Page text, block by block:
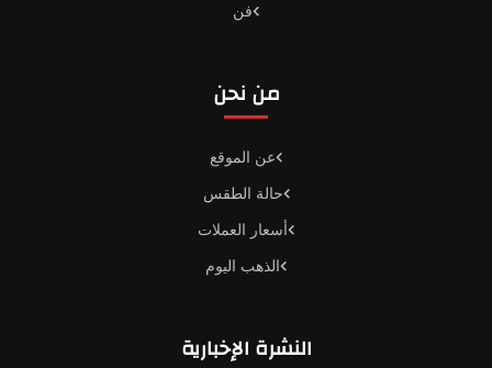
فن
من نحن
عن الموقع
حالة الطقس
أسعار العملات
الذهب اليوم
النشرة الإخبارية